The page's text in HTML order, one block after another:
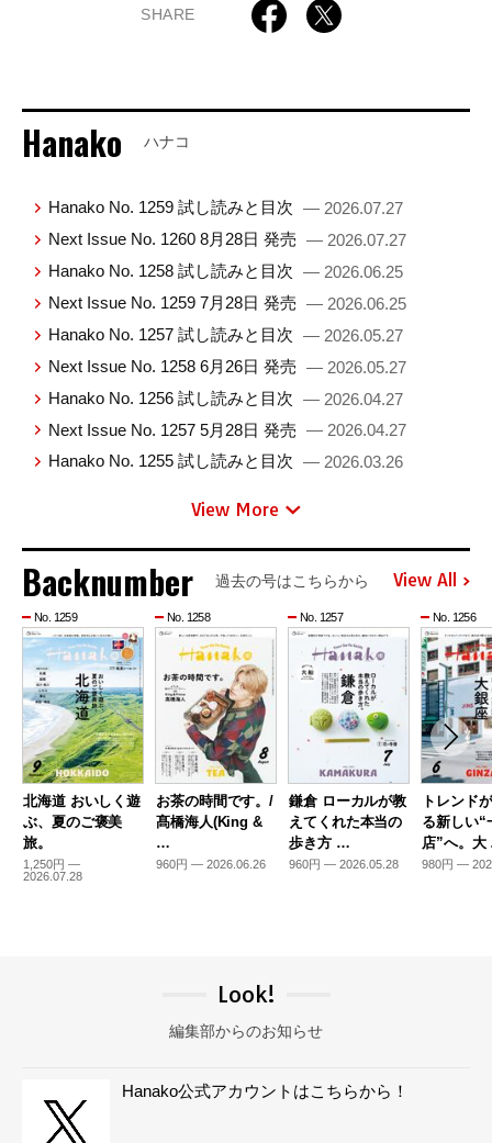
SHARE
Hanako ハナコ
Hanako No. 1259 試し読みと目次 — 2026.07.27
Next Issue No. 1260 8月28日 発売 — 2026.07.27
Hanako No. 1258 試し読みと目次 — 2026.06.25
Next Issue No. 1259 7月28日 発売 — 2026.06.25
Hanako No. 1257 試し読みと目次 — 2026.05.27
Next Issue No. 1258 6月26日 発売 — 2026.05.27
Hanako No. 1256 試し読みと目次 — 2026.04.27
Next Issue No. 1257 5月28日 発売 — 2026.04.27
Hanako No. 1255 試し読みと目次 — 2026.03.26
View More
Backnumber 過去の号はこちらから View All
No. 1259
北海道 おいしく遊
ぶ、夏のご褒美
旅。
1,250円 —
2026.07.28
No. 1258
お茶の時間です。/
髙橋海人(King &
…
960円 — 2026.06.26
No. 1257
鎌倉 ローカルが教
えてくれた本当の
歩き方 …
960円 — 2026.05.28
No. 1256
トレンド
る新しい“
店”へ。
980円 —
Look!
編集部からのお知らせ
Hanako公式アカウントはこちらから！